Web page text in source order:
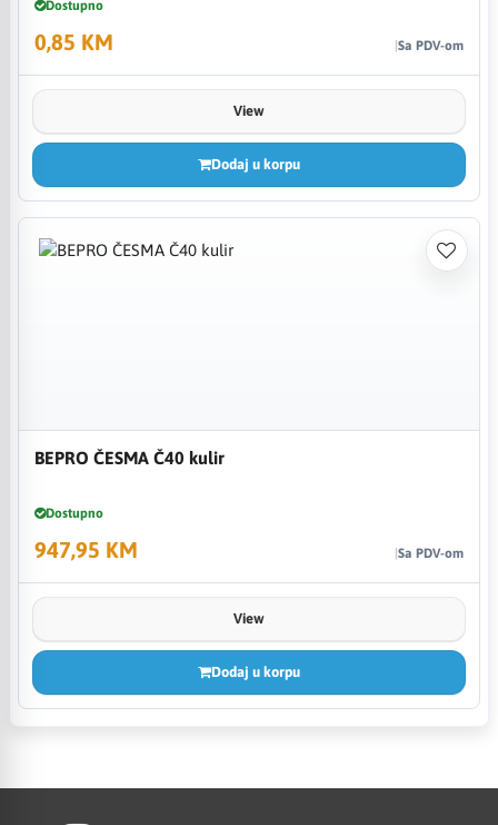
Dostupno
0,85 KM Sa PDV-om
View
Dodaj u korpu
BEPRO ČESMA Č40 kulir
Dostupno
947,95 KM Sa PDV-om
View
Dodaj u korpu